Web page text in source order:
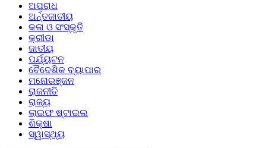
ଅପରାଧ
ଅର୍ନ୍ତଜାତୀୟ
କଳା ଓ ସଂସ୍କୃତି
କ୍ରୀଡା
ଜାତୀୟ
ପର୍ଯ୍ୟଟନ
ବୈଦେଶିକ ବ୍ୟାପାର
ମନୋରଞ୍ଜନ
ରାଜନୀତି
ରାଜ୍ୟ
ଲାଇଫ ଷ୍ଟାଇଲ
ଶିକ୍ଷା
ସ୍ୱାସ୍ଥ୍ୟ